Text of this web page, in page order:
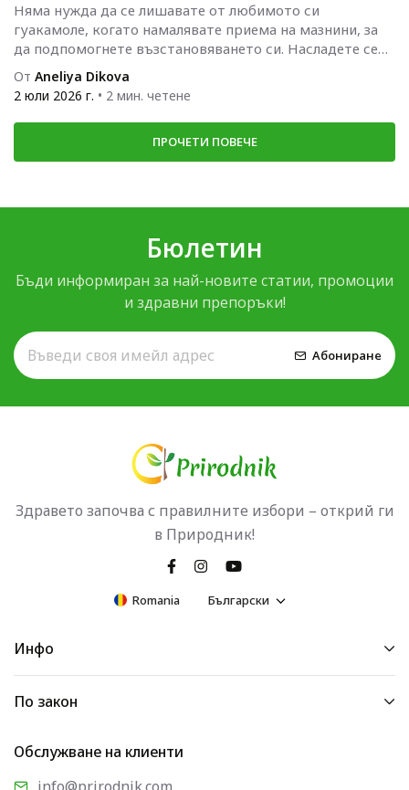
Няма нужда да се лишавате от любимото си
гуакамоле, когато намалявате приема на мазнини, за
да подпомогнете възстановяването си. Насладете се
на тази рецепта, която...
От Aneliya Dikova
2 юли 2026 г. • 2 мин. четене
ПРОЧЕТИ ПОВЕЧЕ
Бюлетин
Бъди информиран за най-новите статии, промоции
и здравни препоръки!
Абониране
Здравето започва с правилните избори – открий ги
в Природник!
Romania Български
Инфо
По закон
Обслужване на клиенти